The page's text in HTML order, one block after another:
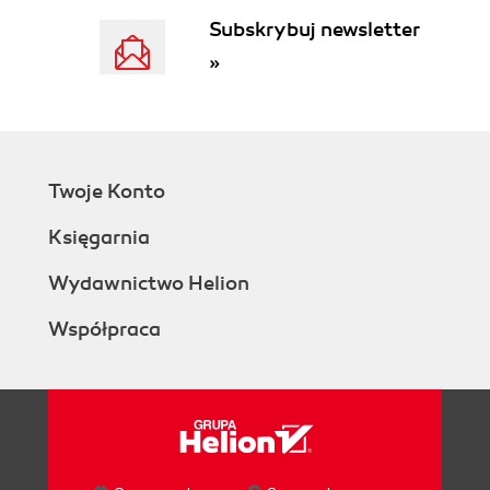
eksperymentowania
Nie każdy projekt musi być cały
3.1. Idealny innowator, czyli motywacja
Kreatywność a innowacyjność
Cechy, które można rozwijać
Rekrutacja dla innowacji
Co niszczy motywację wewnętrzną
Innowacyjność a motywacja wewnętrzna
Sinusoida, czyli zarządzanie ciśnieniem
Subskrybuj newsletter
»
Twoje Konto
Księgarnia
Wydawnictwo Helion
Współpraca